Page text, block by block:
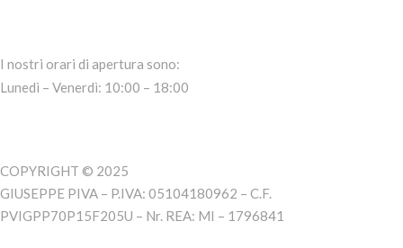
I nostri orari di apertura sono:
Lunedì – Venerdì: 10:00 – 18:00
COPYRIGHT © 2025
GIUSEPPE PIVA – P.IVA: 05104180962 – C.F.
PVIGPP70P15F205U – Nr. REA: MI – 1796841